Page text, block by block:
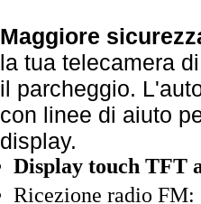
Maggiore
la tua telecamera
il parcheggio.
con linee di aiuto
display.
Display touch TFT
Ricezione radio